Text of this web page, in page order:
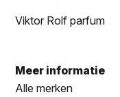
Viktor Rolf parfum
Meer informatie
Alle merken